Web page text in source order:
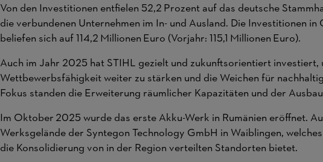
Von den Investitionen entfielen 52,2 Prozent auf das deutsche
die verbundenen Unternehmen im In- und Ausland. Die Investitionen
beliefen sich auf 114,2 Millionen Euro (Vorjahr: 115,1 Millionen Euro).
Auch im Jahr 2025 hat STIHL gezielt und zukunftsorientiert investiert,
Wettbewerbsfähigkeit weiter zu stärken und die Weichen für
Fokus standen die Erweiterung räumlicher Kapazitäten und der
Im Oktober 2025 wurde das erste Akku-Werk in Rumänien eröffnet.
Werksgelände der Syntegon Technology GmbH in Waiblingen,
die Konsolidierung von in der Region verteilten Standorten bietet.